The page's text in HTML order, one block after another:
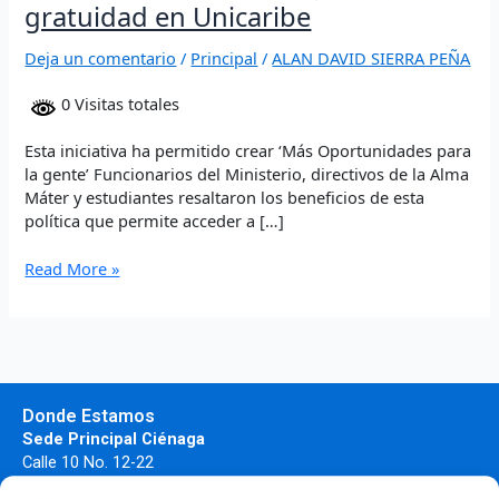
gratuidad en Unicaribe
Deja un comentario / Principal /ALAN DAVID SIERRA PEÑA
0 Visitas totales
Esta iniciativa ha permitido crear ‘Más Oportunidades para
la gente’ Funcionarios del Ministerio, directivos de la Alma
Máter y estudiantes resaltaron los beneficios de esta
política que permite acceder a […]
Read More »
Donde Estamos
Sede Principal Ciénaga
Calle 10 No. 12-22